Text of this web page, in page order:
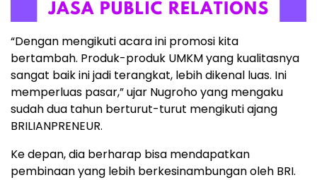
“Dengan mengikuti acara ini promosi kita
bertambah. Produk-produk UMKM yang kualitasnya
sangat baik ini jadi terangkat, lebih dikenal luas. Ini
memperluas pasar,” ujar Nugroho yang mengaku
sudah dua tahun berturut-turut mengikuti ajang
BRILIANPRENEUR.
Ke depan, dia berharap bisa mendapatkan
pembinaan yang lebih berkesinambungan oleh BRI.